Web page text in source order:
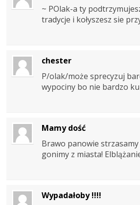
~ POlak-a ty
tradycje i kołyszesz sie
chester
P/olak/może sprecyzuj
wypociny bo nie bardzo
Mamy dość
Brawo panowie
gonimy z miasta!
Wypadałoby !!!!